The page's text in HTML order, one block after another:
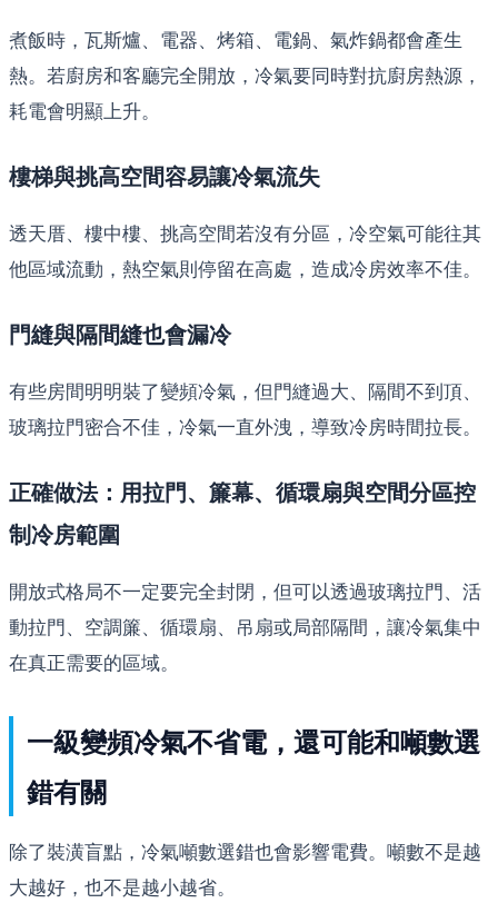
煮飯時，瓦斯爐、電器、烤箱、電鍋、氣炸鍋都會產生
熱。若廚房和客廳完全開放，冷氣要同時對抗廚房熱源，
耗電會明顯上升。
樓梯與挑高空間容易讓冷氣流失
透天厝、樓中樓、挑高空間若沒有分區，冷空氣可能往其
他區域流動，熱空氣則停留在高處，造成冷房效率不佳。
門縫與隔間縫也會漏冷
有些房間明明裝了變頻冷氣，但門縫過大、隔間不到頂、
玻璃拉門密合不佳，冷氣一直外洩，導致冷房時間拉長。
正確做法：用拉門、簾幕、循環扇與空間分區控
制冷房範圍
開放式格局不一定要完全封閉，但可以透過玻璃拉門、活
動拉門、空調簾、循環扇、吊扇或局部隔間，讓冷氣集中
在真正需要的區域。
一級變頻冷氣不省電，還可能和噸數選
錯有關
除了裝潢盲點，冷氣噸數選錯也會影響電費。噸數不是越
大越好，也不是越小越省。